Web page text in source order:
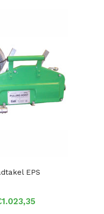
EPS
1.023,35Prijsklasse: